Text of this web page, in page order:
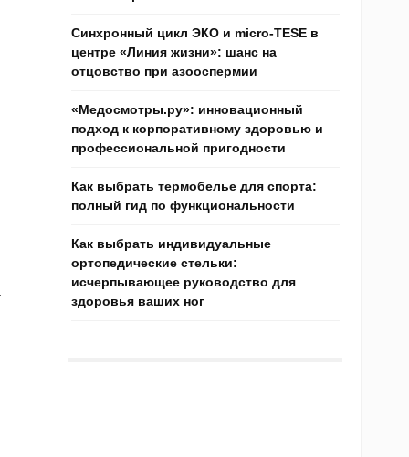
Синхронный цикл ЭКО и micro-TESE в
центре «Линия жизни»: шанс на
отцовство при азооспермии
«Медосмотры.ру»: инновационный
подход к корпоративному здоровью и
профессиональной пригодности
Как выбрать термобелье для спорта:
полный гид по функциональности
Как выбрать индивидуальные
ортопедические стельки:
исчерпывающее руководство для
здоровья ваших ног